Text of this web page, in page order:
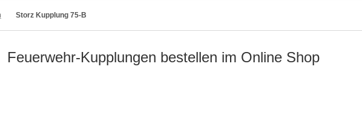
Storz Kupplung 75-B
Feuerwehr-Kupplungen bestellen im Online Shop